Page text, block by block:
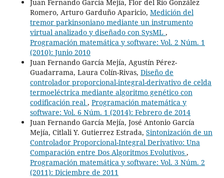
Juan Fernando García Mejía, Flor del Río González
Romero, Arturo Garduño Aparicio, Medición del
tremor parkinsoniano mediante un instrumento
virtual analizado y diseñado con SysML ,
Programación matemática y software: Vol. 2 Núm. 1
(2010): Junio 2010
Juan Fernando García Mejía, Agustín Pérez-
Guadarrama, Laura Colín-Rivas, Diseño de
controlador proporcional-integral-derivativo de celda
termoeléctrica mediante algoritmo genético con
codificación real , Programación matemática y
software: Vol. 6 Núm. 1 (2014): Febrero de 2014
Juan Fernando García Mejía, José Antonio García
Mejía, Citlali Y. Gutierrez Estrada, Sintonización de un
Controlador Proporcional-Integral Derivativo: Una
Comparación entre Dos Algoritmos Evolutivos ,
Programación matemática y software: Vol. 3 Núm. 2
(2011): Diciembre de 2011